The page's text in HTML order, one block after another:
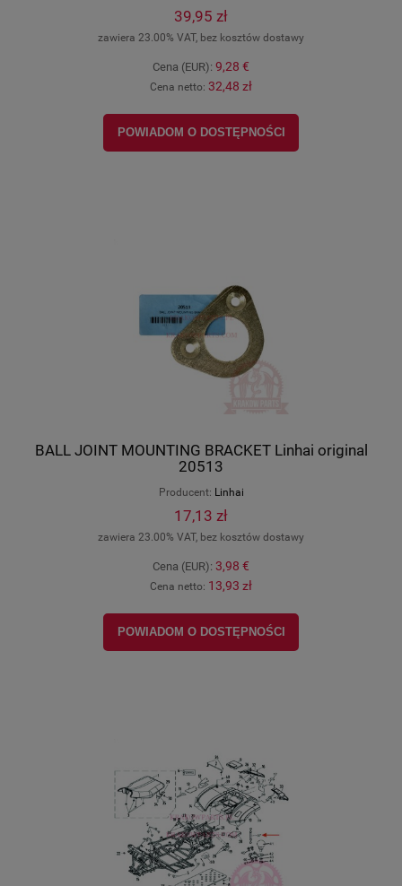
39,95 zł
zawiera 23.00% VAT, bez kosztów dostawy
Cena (EUR): 9,28 €
Cena netto: 32,48 zł
POWIADOM O DOSTĘPNOŚCI
BALL JOINT MOUNTING BRACKET Linhai original
20513
Producent: Linhai
17,13 zł
zawiera 23.00% VAT, bez kosztów dostawy
Cena (EUR): 3,98 €
Cena netto: 13,93 zł
POWIADOM O DOSTĘPNOŚCI